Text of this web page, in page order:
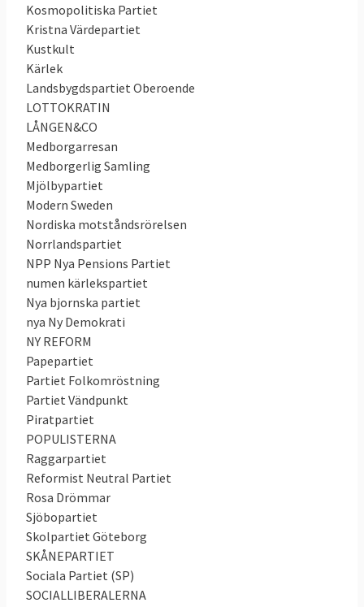
Kosmopolitiska Partiet
Kristna Värdepartiet
Kustkult
Kärlek
Landsbygdspartiet Oberoende
LOTTOKRATIN
LÅNGEN&CO
Medborgarresan
Medborgerlig Samling
Mjölbypartiet
Modern Sweden
Nordiska motståndsrörelsen
Norrlandspartiet
NPP Nya Pensions Partiet
numen kärlekspartiet
Nya bjornska partiet
nya Ny Demokrati
NY REFORM
Papepartiet
Partiet Folkomröstning
Partiet Vändpunkt
Piratpartiet
POPULISTERNA
Raggarpartiet
Reformist Neutral Partiet
Rosa Drömmar
Sjöbopartiet
Skolpartiet Göteborg
SKÅNEPARTIET
Sociala Partiet (SP)
SOCIALLIBERALERNA